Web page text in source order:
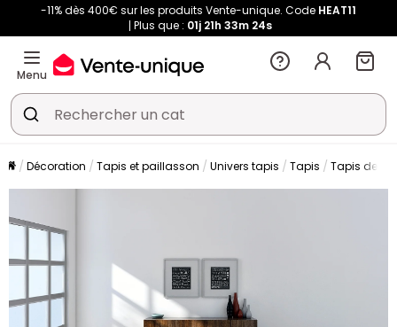
-11% dès 400€ sur les produits Vente-unique. Code HEAT11
Plus que : 01j 21h 33m 24s
Menu
Décoration Tapis et paillasson Univers tapis Tapis Tapis de